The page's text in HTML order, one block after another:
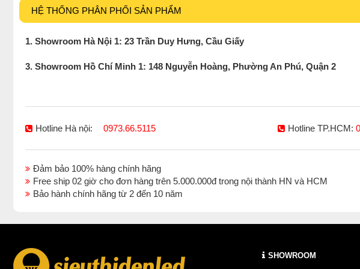
1.
sử
HỆ THỐNG PHÂN PHỐI SẢN PHẨM
1. Showroom Hà Nội 1: 23 Trần Duy Hưng, Cầu Giấy
3. Showroom Hồ Chí Minh 1: 148 Nguyễn Hoàng, Phường An Phú, Quận 2
Hotline Hà nội: 0973.66.5115 Hotline TP.HCM:
Đảm bảo 100% hàng chính hãng
Free ship 02 giờ cho đơn hàng trên 5.000.000đ trong nội thành HN và HCM
Bảo hành chính hãng từ 2 đến 10 năm
SHOWROOM